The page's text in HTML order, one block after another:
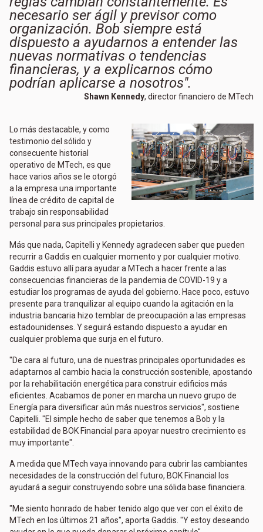
necesario ser ágil y previsor como
organización. Bob siempre está
dispuesto a ayudarnos a entender las
nuevas normativas o tendencias
financieras, y a explicarnos cómo
podrían aplicarse a nosotros".
Shawn Kennedy, director financiero de MTech
Lo más destacable, y como
testimonio del sólido y
consecuente historial
operativo de MTech, es que
hace varios años se le otorgó
a la empresa una importante
línea de crédito de capital de
trabajo sin responsabilidad
personal para sus principales propietarios.
Más que nada, Capitelli y Kennedy agradecen saber que pueden
recurrir a Gaddis en cualquier momento y por cualquier motivo.
Gaddis estuvo allí para ayudar a MTech a hacer frente a las
consecuencias financieras de la pandemia de COVID-19 y a
estudiar los programas de ayuda del gobierno. Hace poco, estuvo
presente para tranquilizar al equipo cuando la agitación en la
industria bancaria hizo temblar de preocupación a las empresas
estadounidenses. Y seguirá estando dispuesto a ayudar en
cualquier problema que surja en el futuro.
"De cara al futuro, una de nuestras principales oportunidades es
adaptarnos al cambio hacia la construcción sostenible, apostando
por la rehabilitación energética para construir edificios más
eficientes. Acabamos de poner en marcha un nuevo grupo de
Energía para diversificar aún más nuestros servicios", sostiene
Capitelli. "El simple hecho de saber que tenemos a Bob y la
estabilidad de BOK Financial para apoyar nuestro crecimiento es
muy importante".
A medida que MTech vaya innovando para cubrir las cambiantes
necesidades de la construcción del futuro, BOK Financial los
ayudará a seguir construyendo sobre una sólida base financiera.
"Me siento honrado de haber tenido algo que ver con el éxito de
MTech en los últimos 21 años", aporta Gaddis. "Y estoy deseando